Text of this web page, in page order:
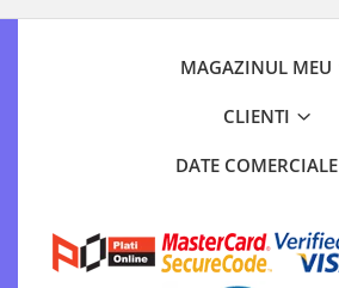
MAGAZINUL MEU
CLIENTI
DATE COMERCIALE